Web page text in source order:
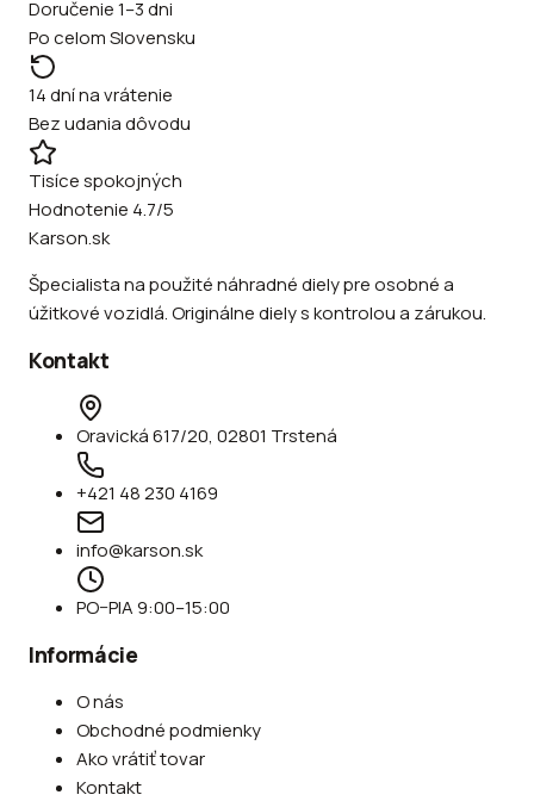
Doručenie 1–3 dni
Po celom Slovensku
14 dní na vrátenie
Bez udania dôvodu
Tisíce spokojných
Hodnotenie 4.7/5
Karson.sk
Špecialista na použité náhradné diely pre osobné a
úžitkové vozidlá. Originálne diely s kontrolou a zárukou.
Kontakt
Oravická 617/20, 02801 Trstená
+421 48 230 4169
info@karson.sk
PO–PIA 9:00–15:00
Informácie
O nás
Obchodné podmienky
Ako vrátiť tovar
Kontakt